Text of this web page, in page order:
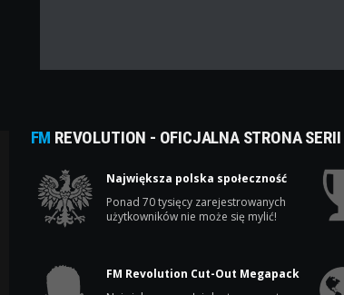
FM REVOLUTION - OFICJALNA STRONA SERII
Największa polska społeczność
Ponad 70 tysięcy zarejestrowanych
użytkowników nie może się mylić!
FM Revolution Cut-Out Megapack